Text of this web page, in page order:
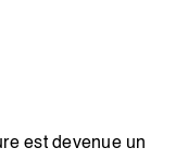
est devenue un